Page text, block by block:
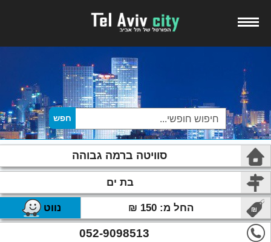
סוויטה ברמה גבוהה
בת ים
החל מ: 150 ₪ נווט
052-9098513